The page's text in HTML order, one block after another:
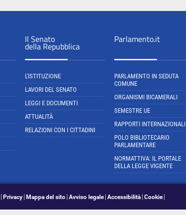
Il Senato
della Repubblica
L'ISTITUZIONE
LAVORI DEL SENATO
LEGGI E DOCUMENTI
ATTUALITÀ
RELAZIONI CON I CITTADINI
Parlamento.it
PARLAMENTO IN SEDUTA
COMUNE
ORGANISMI BICAMERALI
SEMESTRE UE
RAPPORTI INTERNAZIONALI
POLO BIBLIOTECARIO
PARLAMENTARE
NORMATTIVA: IL PORTALE
DELLA LEGGE VIGENTE
Privacy Mappa del sito Avviso legale Accessibilità Cookie